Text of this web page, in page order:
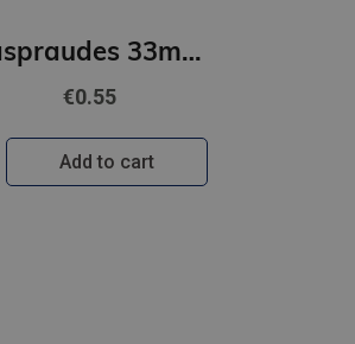
Saspraudes 33mm FOROFIS apļveida niķelētas 100gab
€0.55
Add to cart